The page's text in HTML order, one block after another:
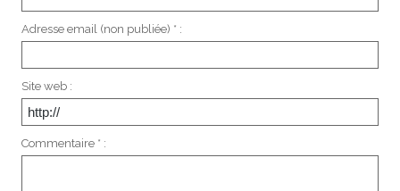
Adresse email (non publiée) * :
Site web :
Commentaire * :